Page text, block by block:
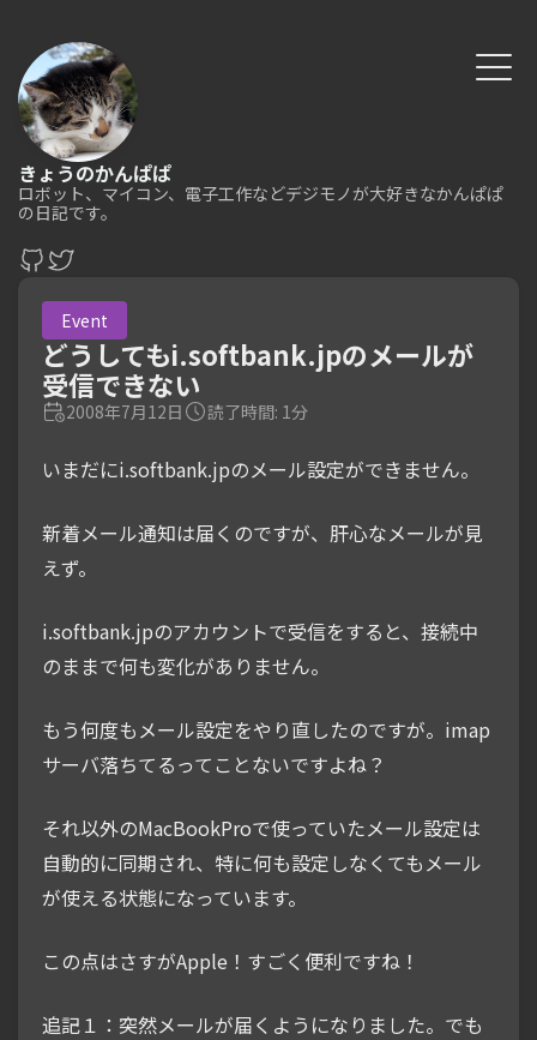
きょうのかんぱぱ
ロボット、マイコン、電子工作などデジモノが大好きなかんぱぱ
の日記です。
Event
どうしてもi.softbank.jpのメールが
受信できない
2008年7月12日 読了時間: 1分
いまだにi.softbank.jpのメール設定ができません。
新着メール通知は届くのですが、肝心なメールが見
えず。
i.softbank.jpのアカウントで受信をすると、接続中
のままで何も変化がありません。
もう何度もメール設定をやり直したのですが。imap
サーバ落ちてるってことないですよね？
それ以外のMacBookProで使っていたメール設定は
自動的に同期され、特に何も設定しなくてもメール
が使える状態になっています。
この点はさすがApple！すごく便利ですね！
追記１：突然メールが届くようになりました。でも